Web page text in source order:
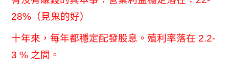
28%（見鬼的好）
十年來，每年都穩定配發股息。殖利率落在 2.2-
3 % 之間。